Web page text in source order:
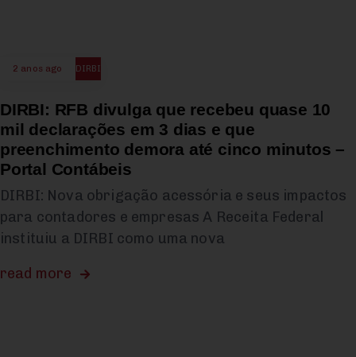
2 anos ago DIRBI
DIRBI: RFB divulga que recebeu quase 10
mil declarações em 3 dias e que
preenchimento demora até cinco minutos –
Portal Contábeis
DIRBI: Nova obrigação acessória e seus impactos
para contadores e empresas A Receita Federal
instituiu a DIRBI como uma nova
read more